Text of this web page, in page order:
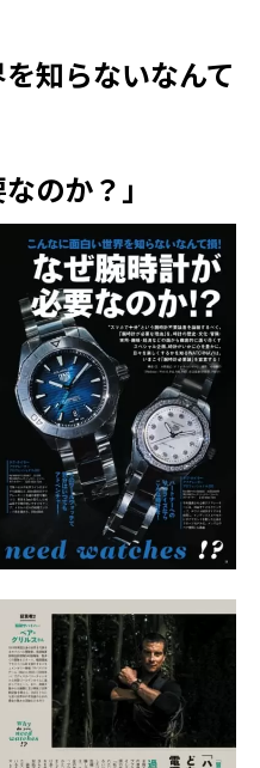
知らないなんて
のか？」